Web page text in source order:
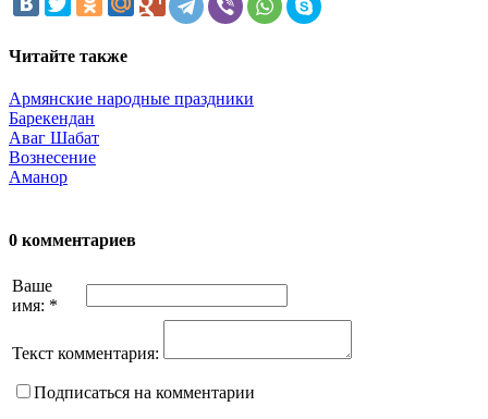
Читайте также
Армянские народные праздники
Барекендан
Аваг Шабат
Вознесение
Аманор
0 комментариев
Ваше
имя: *
Текст комментария:
Подписаться на комментарии